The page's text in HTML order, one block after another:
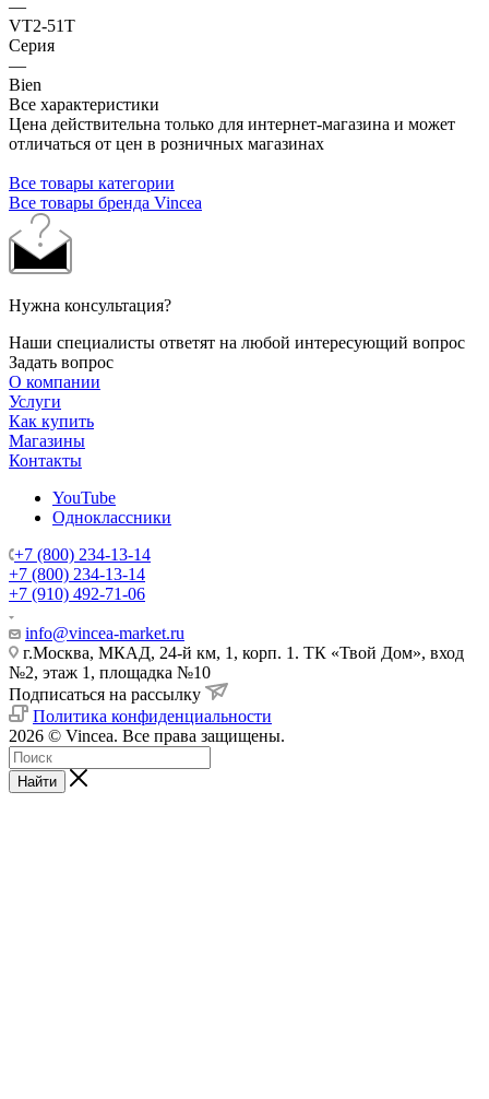
—
VT2-51T
Серия
—
Bien
Все характеристики
Цена действительна только для интернет-магазина и может
отличаться от цен в розничных магазинах
Все товары категории
Все товары бренда Vincea
Нужна консультация?
Наши специалисты ответят на любой интересующий вопрос
Задать вопрос
О компании
Услуги
Как купить
Магазины
Контакты
YouTube
Одноклассники
+7 (800) 234-13-14
+7 (800) 234-13-14
+7 (910) 492-71-06
info@vincea-market.ru
г.Москва, МКАД, 24-й км, 1, корп. 1. ТК «Твой Дом», вход
№2, этаж 1, площадка №10
Подписаться на рассылку
Политика конфиденциальности
2026 © Vincea. Все права защищены.
Найти